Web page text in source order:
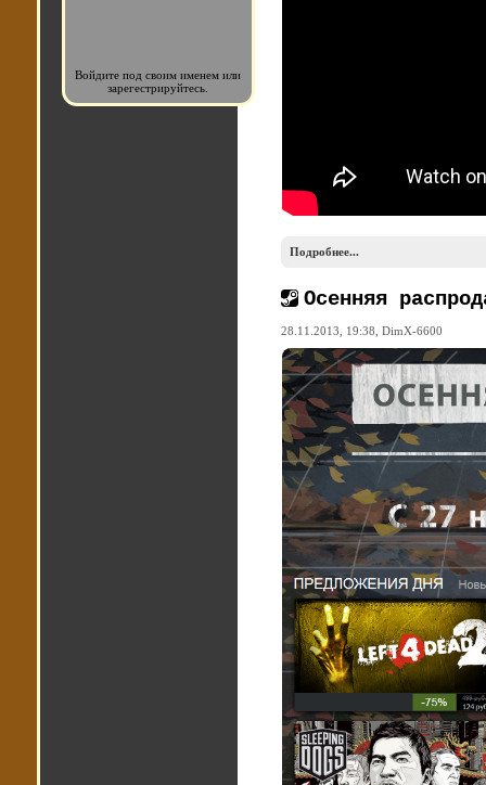
Подробнее...
Осенняя
28.11.2013, 19:38, DimX-6600
Войдите под своим именем или
зарегестрируйтесь.